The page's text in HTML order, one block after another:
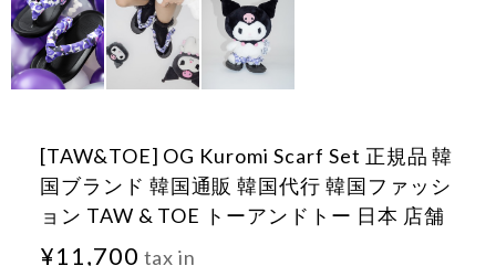
[TAW&TOE] OG Kuromi Scarf Set 正規品 韓
国ブランド 韓国通販 韓国代行 韓国ファッシ
ョン TAW & TOE トーアンドトー 日本 店舗
¥11,700 tax in